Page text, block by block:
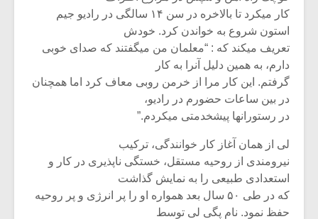
کار میکرد تا بالاخره در سن ۱۴ سالگی در رادیو جیم
استون شروع به خواندن کرد. خودش
تعریف میکند که : “معلمان من میگفتند که صدای خوبی
دارم، به همین دلیل آنرا به کار
گرفتم. این کار مرا از خرمن روبی معاف کرد اما همچنان
در بین ساعات حضورم در رادیو،
در رستورانها پیشخدمتی میکردم.”
لی از همان آغاز کار خوانندگی، ترکیب
نیرومندی از روحیه مستقل، خستگی ناپذیری در کار و
استعدادی طبیعی را به نمایش گذاشت
که در طی ۵۰ سال بعد همواره او را پر انرژی و پر روحیه
حفظ نمود. نام پگی لی توسط
یادداشتی بر موسیقی
متن فیلم «متری
شیش و نیم»
اگر نمی توانی
مشهورترین باشی،
بدنام ترین باش
دوره
موسیقی